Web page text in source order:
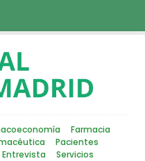
Farmacia
Pacientes
Entrevista Servicios